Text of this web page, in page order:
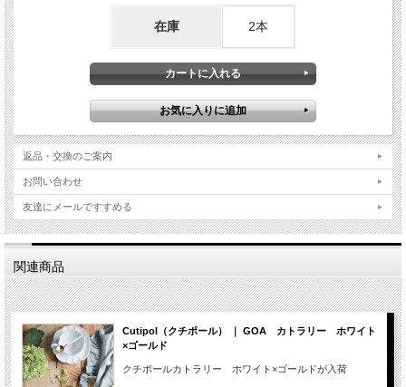
在庫 2本
返品・交換のご案内
お問い合わせ
友達にメールですすめる
関連商品
Cutipol（クチポール） ｜ GOA カトラリー ホワイト
×ゴールド
クチポールカトラリー ホワイト×ゴールドが入荷